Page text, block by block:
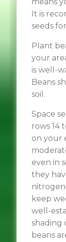
It is
seeds
Plant
your
is well-
Beans
soil.
Space
rows 14
on your
even in
they
keep
well-
shading
beans